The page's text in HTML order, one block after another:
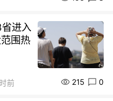
进入
围热
前 215 0